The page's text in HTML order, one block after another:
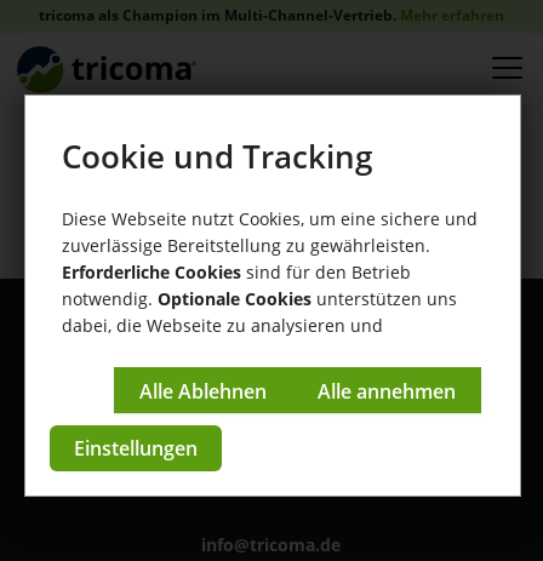
tricoma als Champion im Multi-Channel-Vertrieb. Mehr erfahren
Diese Funktion ist leider nur für
info@tricoma.de
Cookie und Tracking
Diese Webseite nutzt Cookies, um eine sichere und
zuverlässige Bereitstellung zu gewährleisten.
Erforderliche Cookies sind für den Betrieb
notwendig. Optionale Cookies unterstützen uns
dabei, die Webseite zu analysieren und
Impressum| Datenschutzerklärung
Einstellungen